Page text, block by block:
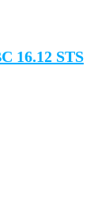
16.12 STS